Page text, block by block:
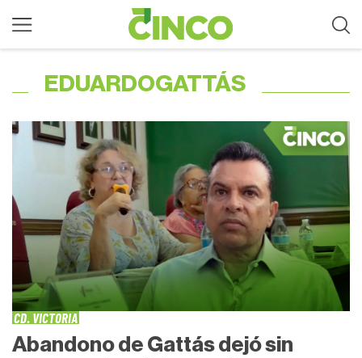
EDUARDOGATTÁS
CD. VICTORIA
Abandono de Gattás dejó sin